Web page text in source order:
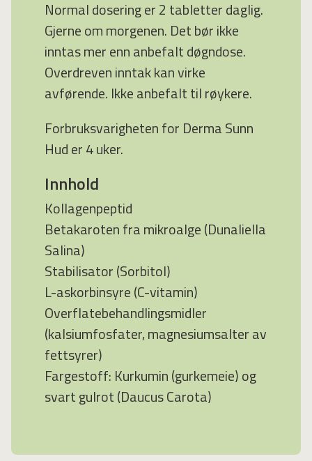
Normal dosering er 2 tabletter daglig.
Gjerne om morgenen. Det bør ikke
inntas mer enn anbefalt døgndose.
Overdreven inntak kan virke
avførende. Ikke anbefalt til røykere.
Forbruksvarigheten for Derma Sunn
Hud er 4 uker.
Innhold
Kollagenpeptid
Betakaroten fra mikroalge (Dunaliella
Salina)
Stabilisator (Sorbitol)
L-askorbinsyre (C-vitamin)
Overflatebehandlingsmidler
(kalsiumfosfater, magnesiumsalter av
fettsyrer)
Fargestoff: Kurkumin (gurkemeie) og
svart gulrot (Daucus Carota)